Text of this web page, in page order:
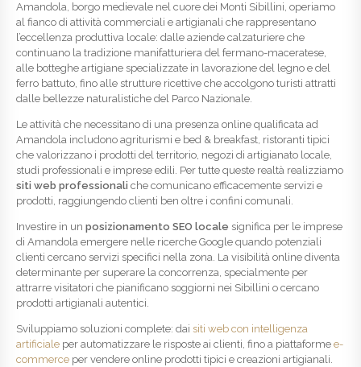
Amandola, borgo medievale nel cuore dei Monti Sibillini, operiamo
al fianco di attività commerciali e artigianali che rappresentano
l’eccellenza produttiva locale: dalle aziende calzaturiere che
continuano la tradizione manifatturiera del fermano-maceratese,
alle botteghe artigiane specializzate in lavorazione del legno e del
ferro battuto, fino alle strutture ricettive che accolgono turisti attratti
dalle bellezze naturalistiche del Parco Nazionale.
Le attività che necessitano di una presenza online qualificata ad
Amandola includono agriturismi e bed & breakfast, ristoranti tipici
che valorizzano i prodotti del territorio, negozi di artigianato locale,
studi professionali e imprese edili. Per tutte queste realtà realizziamo
siti web professionali che comunicano efficacemente servizi e
prodotti, raggiungendo clienti ben oltre i confini comunali.
Investire in un posizionamento SEO locale significa per le imprese
di Amandola emergere nelle ricerche Google quando potenziali
clienti cercano servizi specifici nella zona. La visibilità online diventa
determinante per superare la concorrenza, specialmente per
attrarre visitatori che pianificano soggiorni nei Sibillini o cercano
prodotti artigianali autentici.
Sviluppiamo soluzioni complete: dai siti web con intelligenza
artificiale per automatizzare le risposte ai clienti, fino a piattaforme e-
commerce per vendere online prodotti tipici e creazioni artigianali.